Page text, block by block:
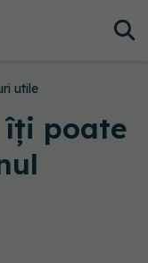
utile
îți poate